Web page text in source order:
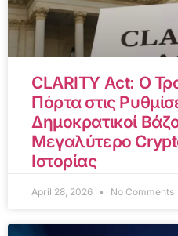
CLARITY Act: Ο
Πόρτα στις
Δημοκρατικοί
Μεγαλύτερο
Ιστορίας
April 28, 2026 No Comments